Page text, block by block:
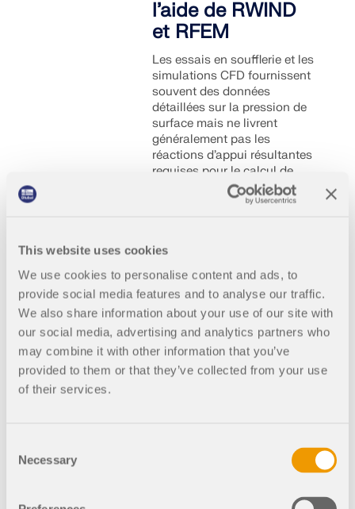
This website uses cookies
We use cookies to personalise content and ads, to
provide social media features and to analyse our traffic.
We also share information about your use of our site with
our social media, advertising and analytics partners who
may combine it with other information that you’ve
provided to them or that they’ve collected from your use
of their services.
Selection
Necessary
l’aide de RWIND
et RFEM
Les essais en soufflerie et les
simulations CFD fournissent
souvent des données
détaillées sur la pression de
surface mais ne livrent
généralement pas les
réactions d’appui résultantes
requises pour le calcul de
structure. Cet article aborde
cet angle mort en démontrant
de RFEM. Importer les
résultats de pression du vent
depuis RWIND permet aux
utilisateurs de calculer des
réactions précises pour
l’analyse des fondations et
de la stabilité.